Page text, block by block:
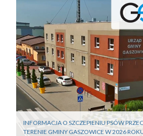
INFORMACJA O SZCZEPIENIU PSÓW
TERENIE GMINY GASZOWICE W 2026